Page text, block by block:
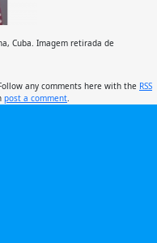
Cuba. Imagem retirada de
Follow any comments here with the RSS
post a comment